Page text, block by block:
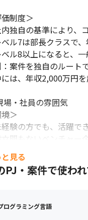
制度＞
内独自の基準により、
ベル7は部長クラスで
ベル8以上になると、
：案件を独自のルー
には、年収2,000万円
・社員の雰囲気
＞
経験の方でも、活躍で
立間もないベンチャ
員＞
身の興味があることに
ーバーの情報を見るこ
見る
PJ・案件で使わ
ログラミング言語